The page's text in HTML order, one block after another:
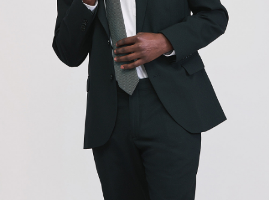
Nom de la liste d'envies
Annuler Créer une liste d'envies
à votre liste d'envies.
Annuler Connexion